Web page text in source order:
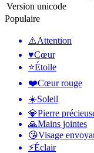
Version unicode
Populaire
⚠️Attention
♥️Cœur
⭐Étoile
❤️Cœur rouge
☀️Soleil
💎Pierre
🙏Mains jointes
😘Visage
⚡Éclair